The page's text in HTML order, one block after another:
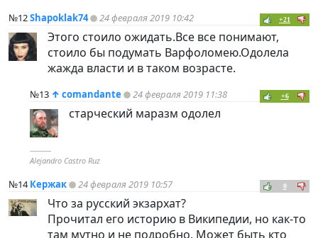
№12Shapoklak74 24 февраля 2019 10:42 +21
Этого стоило ожидать.Все все понимают,
стоило бы подумать Варфоломею.Одолела
жажда власти и в таком возрасте.
№13 ↑ comandаnte 24 февраля 2019 11:38 +6
старческий маразм одолел
----------
Alejandro Castro Ruz
№14Кержак 24 февраля 2019 10:57 0
Что за русский экзархат?
Прочитал его историю в Википедии, но как-то
там мутно и не подробно. Может быть кто